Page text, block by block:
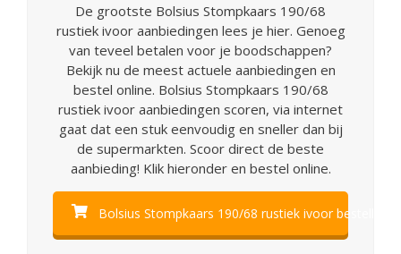
De grootste Bolsius Stompkaars 190/68
rustiek ivoor aanbiedingen lees je hier. Genoeg
van teveel betalen voor je boodschappen?
Bekijk nu de meest actuele aanbiedingen en
bestel online. Bolsius Stompkaars 190/68
rustiek ivoor aanbiedingen scoren, via internet
gaat dat een stuk eenvoudig en sneller dan bij
de supermarkten. Scoor direct de beste
aanbieding! Klik hieronder en bestel online.
Bolsius Stompkaars 190/68 rustiek ivoor bestellen